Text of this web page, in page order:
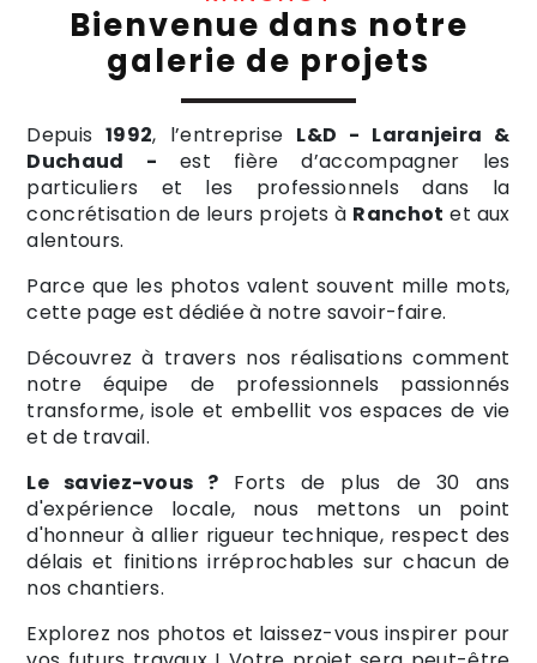
Bienvenue dans notre
galerie de projets
Depuis1992, l’entreprise L&D - Laranjeira &
Duchaud - est fière d’accompagner les
particuliers et les professionnels dans la
concrétisation de leurs projets à Ranchot et aux
alentours.
Parce que les photos valent souvent mille mots,
cette page est dédiée à notre savoir-faire.
Découvrez à travers nos réalisations comment
notre équipe de professionnels passionnés
transforme, isole et embellit vos espaces de vie
et de travail.
Le saviez-vous ? Forts de plus de 30 ans
d'expérience locale, nous mettons un point
d'honneur à allier rigueur technique, respect des
délais et finitions irréprochables sur chacun de
nos chantiers.
Explorez nos photos et laissez-vous inspirer pour